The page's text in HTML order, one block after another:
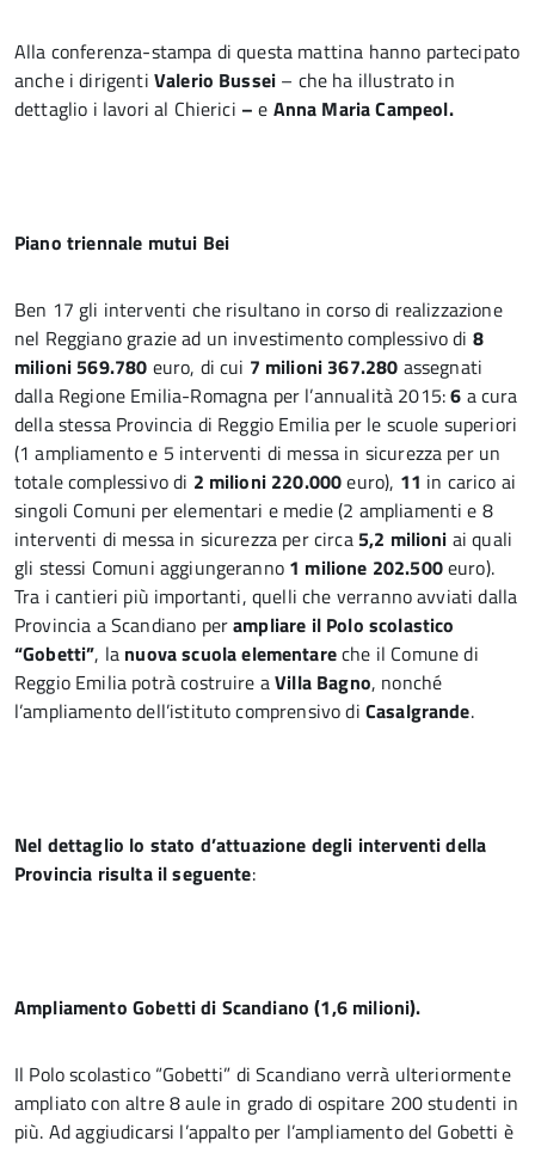
Alla conferenza-stampa di questa mattina hanno partecipato
anche i dirigenti Valerio Bussei – che ha illustrato in
dettaglio i lavori al Chierici –e Anna Maria Campeol.
Piano triennale mutui Bei
Ben 17 gli interventi che risultano in corso di realizzazione
nel Reggiano grazie ad un investimento complessivo di 8
milioni 569.780 euro, di cui 7 milioni 367.280 assegnati
dalla Regione Emilia-Romagna per l’annualità 2015:6 a cura
della stessa Provincia di Reggio Emilia per le scuole superiori
(1 ampliamento e 5 interventi di messa in sicurezza per un
totale complessivo di 2 milioni 220.000euro), 11 in carico ai
singoli Comuni per elementari e medie (2 ampliamenti e 8
interventi di messa in sicurezza per circa 5,2 milioni ai quali
gli stessi Comuni aggiungeranno 1 milione 202.500euro).
Tra i cantieri più importanti, quelli che verranno avviati dalla
Provincia a Scandiano perampliare il Polo scolastico
“Gobetti”, la nuova scuola elementareche il Comune di
Reggio Emilia potrà costruire aVilla Bagno, nonché
l’ampliamento dell’istituto comprensivo di Casalgrande.
Nel dettaglio lo stato d’attuazione degli interventi della
Provincia risulta il seguente:
Ampliamento Gobetti di Scandiano (1,6 milioni).
Il Polo scolastico “Gobetti” di Scandiano verrà ulteriormente
ampliato con altre 8 aule in grado di ospitare 200 studenti in
più. Ad aggiudicarsi l’appalto per l’ampliamento del Gobetti è